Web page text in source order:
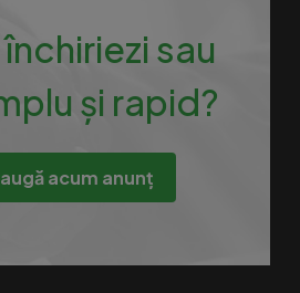
sau
și rapid?
acum anunț